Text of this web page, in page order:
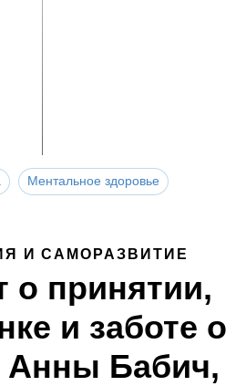
Ментальное здоровье
И САМОРАЗВИТИЕ
о принятии,
и заботе о
Анны Бабич,